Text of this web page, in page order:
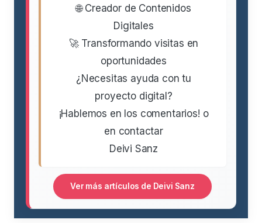
🌐 Creador de Contenidos
Digitales
🚀 Transformando visitas en
oportunidades
¿Necesitas ayuda con tu
proyecto digital?
¡Hablemos en los comentarios! o
en contactar
Deivi Sanz
Ver más artículos de Deivi Sanz